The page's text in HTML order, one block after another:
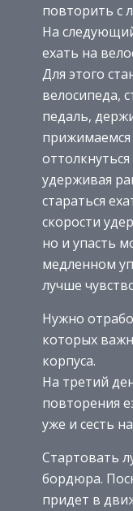
повторить с
На
ехать на
Для этого
велосипеда,
педаль,
прижимаемся
удерживая
стараться
скорости
но и упасть
медленном
лучше
Нужно
которых
корпуса.
На третий
повторения
уже и сесть
Стартовать
бордюра.
придет в